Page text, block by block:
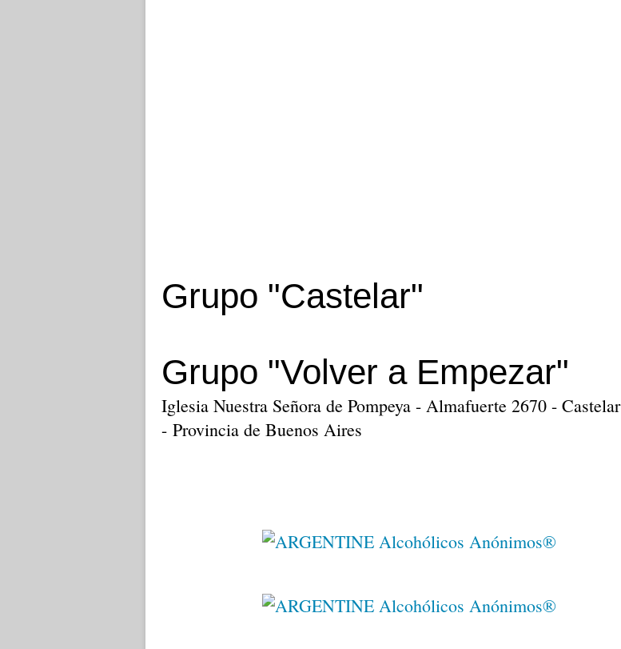
Grupo "Castelar"
Grupo "Volver a Empezar"
Iglesia Nuestra Señora de Pompeya - Almafuerte 2670 - Castelar
- Provincia de Buenos Aires